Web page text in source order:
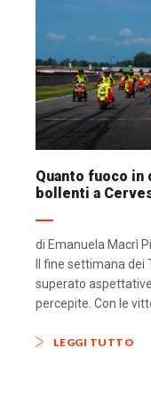
Quanto fuoco
bollenti a
di Emanuela Macrì
Il fine settimana
superato
percepite. Con le
LEGGI TUTTO